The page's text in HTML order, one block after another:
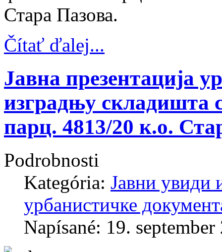
Стара Пазова.
Čítať ďalej...
Јавна презентација
изградњу складишта
парц. 4813/20 к.о.
Podrobnosti
Kategória: Јавни увиди
урбанистичке
Napísané: 19. september